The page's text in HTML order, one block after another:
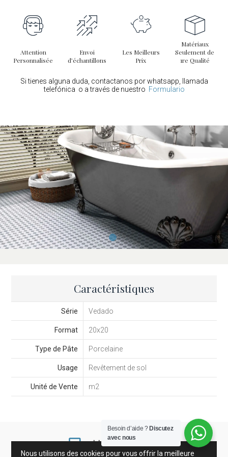
élégant et sophistiqué.
Attention
Personnalisée
Envoi
d’échantillons
Les Meilleurs
Prix
Matériaux
Seulement de
1re Qualité
Si tienes alguna duda, contactanos por whatsapp, llamada
telefónica o a través de nuestro Formulario
Caractéristiques
Série Vedado
Format 20x20
Type de Pâte Porcelaine
Usage Revêtement de sol
Unité de Vente m2
Nous utilisons des cookies pour vous offrir la meilleure
Besoin d’aide ? Discutez
avec nous